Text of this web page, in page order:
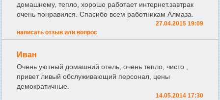
домашнему, тепло, хорошо работает интернет.завтрак
очень понравился. Спасибо всем работникам Алмаза.
27.04.2015 19:09
написать отзыв или вопрос
Иван
Очень уютный домашний отель, очень тепло, чисто ,
привет ливый обслуживающий персонал, цены
демократичные.
14.05.2014 17:30